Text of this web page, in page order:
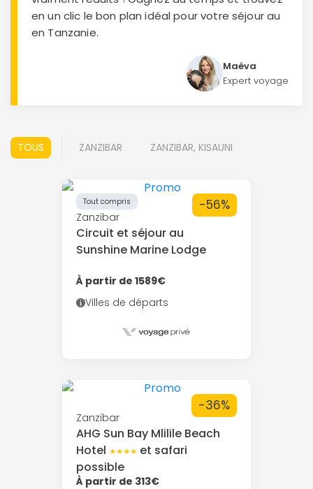
en un clic le bon plan idéal pour votre séjour au
en Tanzanie.
Maéva
Expert voyage
TOUS ZANZIBAR ZANZIBAR, KISAUNI
Zanzibar
Circuit et séjour au
Sunshine Marine Lodge
À partir de 1589€
Villes de départs
-56%
Tout compris
Zanzibar
AHG Sun Bay Mlilile Beach
Hotel ★★★★ et safari
possible
À partir de 313€
-36%